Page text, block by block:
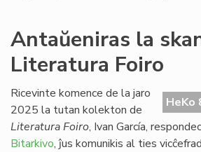
Antaŭeniras la
Literatura Foiro
HeKo
Ricevinte komence de la jaro
2025 la tutan kolekton de
Literatura Foiro, Ivan García,
Bitarkivo, ĵus komunikis al ties